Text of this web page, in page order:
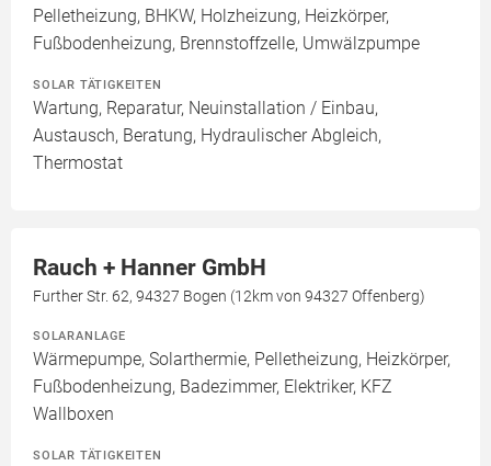
Pelletheizung, BHKW, Holzheizung, Heizkörper,
Fußbodenheizung, Brennstoffzelle, Umwälzpumpe
SOLAR TÄTIGKEITEN
Wartung, Reparatur, Neuinstallation / Einbau,
Austausch, Beratung, Hydraulischer Abgleich,
Thermostat
Rauch + Hanner GmbH
Further Str. 62, 94327 Bogen (12km von 94327 Offenberg)
SOLARANLAGE
Wärmepumpe, Solarthermie, Pelletheizung, Heizkörper,
Fußbodenheizung, Badezimmer, Elektriker, KFZ
Wallboxen
SOLAR TÄTIGKEITEN